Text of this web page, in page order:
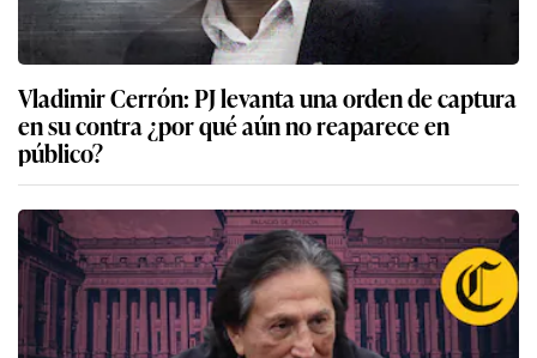
Vladimir Cerrón: PJ levanta una orden de captura
en su contra ¿por qué aún no reaparece en
público?